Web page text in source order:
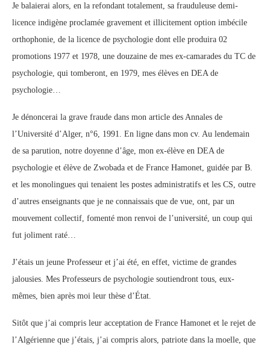
Je balaierai alors, en la refondant totalement, sa frauduleuse demi-
licence indigène proclamée gravement et illicitement option imbécile
orthophonie, de la licence de psychologie dont elle produira 02
promotions 1977 et 1978, une douzaine de mes ex-camarades du TC de
psychologie, qui tomberont, en 1979, mes élèves en DEA de
psychologie…
Je dénoncerai la grave fraude dans mon article des Annales de
l’Université d’Alger, n°6, 1991. En ligne dans mon cv. Au lendemain
de sa parution, notre doyenne d’âge, mon ex-élève en DEA de
psychologie et élève de Zwobada et de France Hamonet, guidée par B.
et les monolingues qui tenaient les postes administratifs et les CS, outre
d’autres enseignants que je ne connaissais que de vue, ont, par un
mouvement collectif, fomenté mon renvoi de l’université, un coup qui
fut joliment raté…
J’étais un jeune Professeur et j’ai été, en effet, victime de grandes
jalousies. Mes Professeurs de psychologie soutiendront tous, eux-
mêmes, bien après moi leur thèse d’État.
Sitôt que j’ai compris leur acceptation de France Hamonet et le rejet de
l’Algérienne que j’étais, j’ai compris alors, patriote dans la moelle, que